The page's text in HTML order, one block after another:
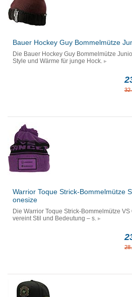
Bauer Hockey Guy Bommelmütze
Die Bauer Hockey Guy Bommelmütze
Style und Wärme für junge Hock.
Warrior Toque Strick-Bommelmütze
onesize
Die Warrior Toque Strick-Bommelmütze
vereint Stil und Bedeutung – s.